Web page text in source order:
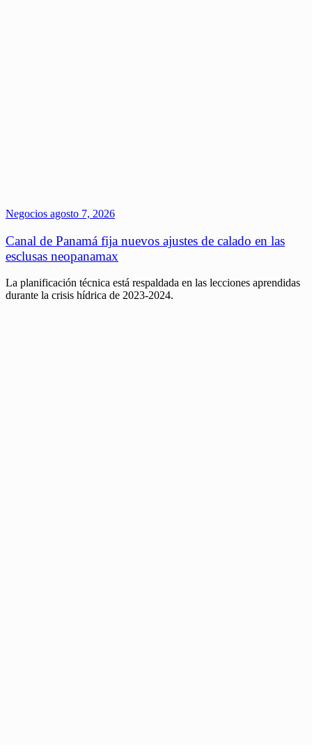
Negocios agosto 7, 2026
Canal de Panamá fija nuevos ajustes de calado en las
esclusas neopanamax
La planificación técnica está respaldada en las lecciones aprendidas
durante la crisis hídrica de 2023-2024.